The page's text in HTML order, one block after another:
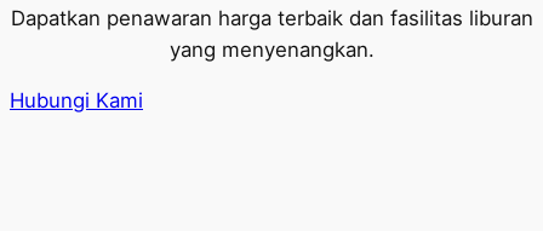
Dapatkan penawaran harga terbaik dan fasilitas liburan
yang menyenangkan.
Hubungi Kami